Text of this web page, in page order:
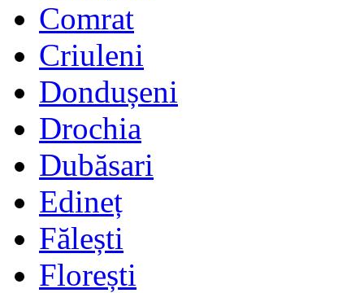
Comrat
Criuleni
Dondușeni
Drochia
Dubăsari
Edineț
Fălești
Florești